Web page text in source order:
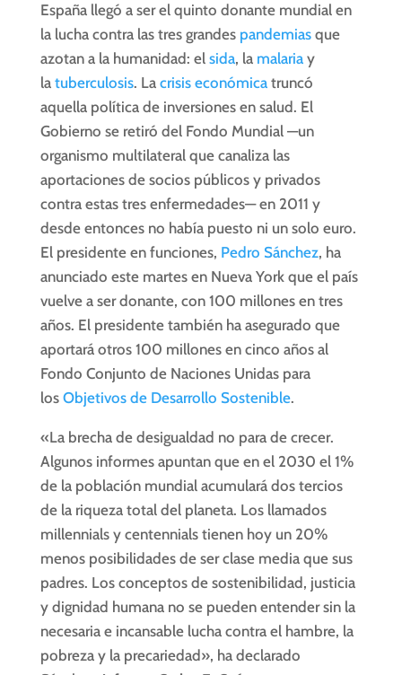
España llegó a ser el quinto donante mundial en
la lucha contra las tres grandes pandemiasque
azotan a la humanidad: el sida, la malariay
la tuberculosis. La crisis económicatruncó
aquella política de inversiones en salud. El
Gobierno se retiró del Fondo Mundial —un
organismo multilateral que canaliza las
aportaciones de socios públicos y privados
contra estas tres enfermedades— en 2011 y
desde entonces no había puesto ni un solo euro.
El presidente en funciones, Pedro Sánchez, ha
anunciado este martes en Nueva York que el país
vuelve a ser donante, con 100 millones en tres
años. El presidente también ha asegurado que
aportará otros 100 millones en cinco años al
Fondo Conjunto de Naciones Unidas para
los Objetivos de Desarrollo Sostenible.
«La brecha de desigualdad no para de crecer.
Algunos informes apuntan que en el 2030 el 1%
de la población mundial acumulará dos tercios
de la riqueza total del planeta. Los llamados
millennials y centennials tienen hoy un 20%
menos posibilidades de ser clase media que sus
padres. Los conceptos de sostenibilidad, justicia
y dignidad humana no se pueden entender sin la
necesaria e incansable lucha contra el hambre, la
pobreza y la precariedad», ha declarado